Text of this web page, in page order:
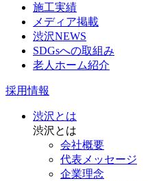
施工実績
メディア掲載
渋沢NEWS
SDGsへの取組み
老人ホーム紹介
採用情報
渋沢とは
渋沢とは
会社概要
代表メッセージ
企業理念